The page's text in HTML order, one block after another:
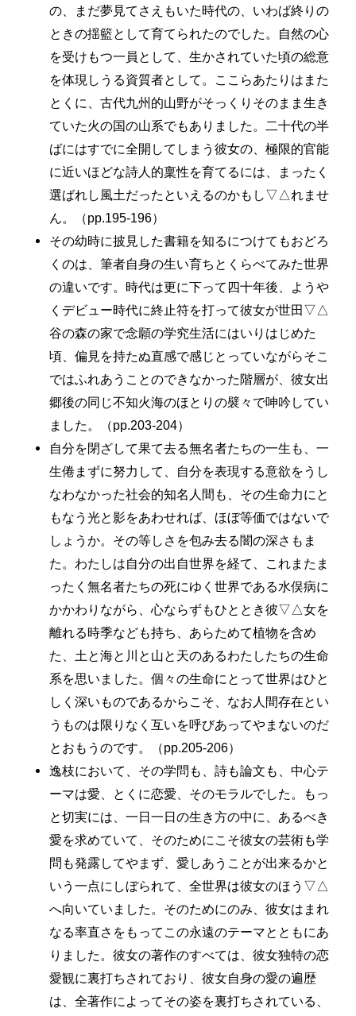
の、まだ夢見てさえもいた時代の、いわば終りの
ときの揺籃として育てられたのでした。自然の心
を受けもつ一員として、生かされていた頃の総意
を体現しうる資質者として。ここらあたりはまた
とくに、古代九州的山野がそっくりそのまま生き
ていた火の国の山系でもありました。二十代の半
ばにはすでに全開してしまう彼女の、極限的官能
に近いほどな詩人的稟性を育てるには、まったく
選ばれし風土だったといえるのかもし▽△れませ
ん。（pp.195-196）
その幼時に披見した書籍を知るにつけてもおどろ
くのは、筆者自身の生い育ちとくらべてみた世界
の違いです。時代は更に下って四十年後、ようや
くデビュー時代に終止符を打って彼女が世田▽△
谷の森の家で念願の学究生活にはいりはじめた
頃、偏見を持たぬ直感で感じとっていながらそこ
ではふれあうことのできなかった階層が、彼女出
郷後の同じ不知火海のほとりの襞々で呻吟してい
ました。（pp.203-204）
自分を閉ざして果て去る無名者たちの一生も、一
生倦まずに努力して、自分を表現する意欲をうし
なわなかった社会的知名人間も、その生命力にと
もなう光と影をあわせれば、ほぼ等価ではないで
しょうか。その等しさを包み去る闇の深さもま
た。わたしは自分の出自世界を経て、これまたま
ったく無名者たちの死にゆく世界である水俣病に
かかわりながら、心ならずもひととき彼▽△女を
離れる時季なども持ち、あらためて植物を含め
た、土と海と川と山と天のあるわたしたちの生命
系を思いました。個々の生命にとって世界はひと
しく深いものであるからこそ、なお人間存在とい
うものは限りなく互いを呼びあってやまないのだ
とおもうのです。（pp.205-206）
逸枝において、その学問も、詩も論文も、中心テ
ーマは愛、とくに恋愛、そのモラルでした。もっ
と切実には、一日一日の生き方の中に、あるべき
愛を求めていて、そのためにこそ彼女の芸術も学
問も発露してやまず、愛しあうことが出来るかと
いう一点にしぼられて、全世界は彼女のほう▽△
へ向いていました。そのためにのみ、彼女はまれ
なる率直さをもってこの永遠のテーマとともにあ
りました。彼女の著作のすべては、彼女独特の恋
愛観に裏打ちされており、彼女自身の愛の遍歴
は、全著作によってその姿を裏打ちされている、